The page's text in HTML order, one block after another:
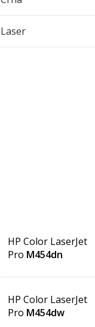
Laser
HP Color LaserJet
Pro M454dn
HP Color LaserJet
Pro M454dw